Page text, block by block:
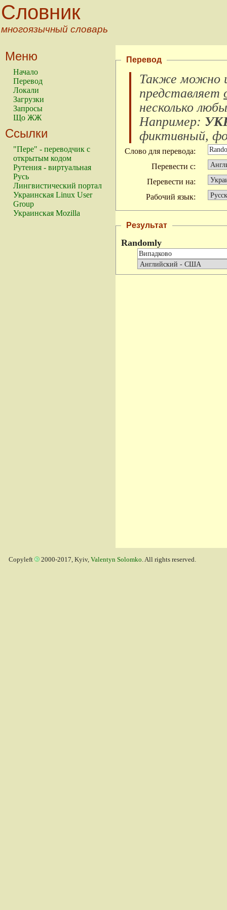
Словник
многоязычный словарь
Меню
Начало
Перевод
Локали
Загрузки
Запросы
Що ЖЖ
Ссылки
"Пере" - переводчик с
открытым кодом
Рутения - виртуальная
Русь
Лингвистический портал
Украинская Linux User
Group
Украинская Mozilla
Перевод
Также можно
представляет
несколько
Например:
фиктивный,
Слово для перевода:
Перевести с:
Перевести на:
Рабочий язык:
Результат
Randomly
Copyleft 2000-2017, Kyiv, Valentyn Solomko. All rights reserved.